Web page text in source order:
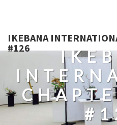
IKEBANA
#126